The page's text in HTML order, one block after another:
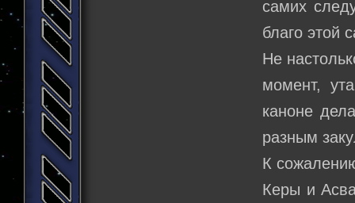
самих
благо этой
Не
момент,
каноне
разным
К
Керы и